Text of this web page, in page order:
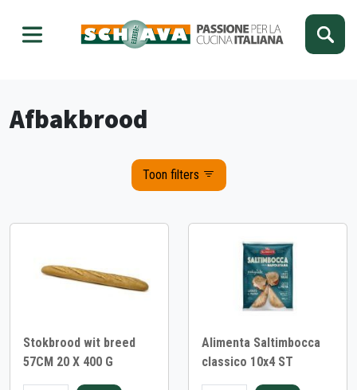
Afbakbrood
Toon filters
Stokbrood wit breed
57CM 20 X 400 G
Alimenta Saltimbocca
classico 10x4 ST